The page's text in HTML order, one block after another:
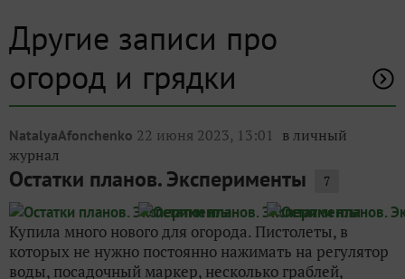
которых не нужно постоянно нажимать на регулятор
воды, посадочный маркер, несколько граблей,
плоскорез Кузьмича, посадочные конусы. Работать
стало намного проще и быстрее. Вот такая штука...
kaprizylya 25 сентября 2016, 23:12
Как подготовить грядки на зиму, какой
уход нужен огороду осенью?
У меня есть небольшой огород, но я новичок. Хотела
бы спросить, как подготовить грядки на зиму, какой
уход нужен огороду осенью?